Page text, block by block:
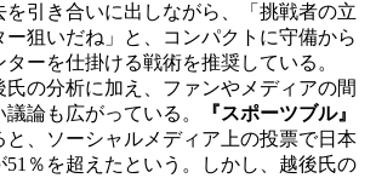
を引き合いに出しながら、「挑戦者の立
ー狙いだね」と、コンパクトに守備から
ーを仕掛ける戦術を推奨している。
氏の分析に加え、ファンやメディアの間
論も広がっている。
『スポーツブル』
と、ソーシャルメディア上の投票で日本
51％を超えたという。しかし、越後氏の